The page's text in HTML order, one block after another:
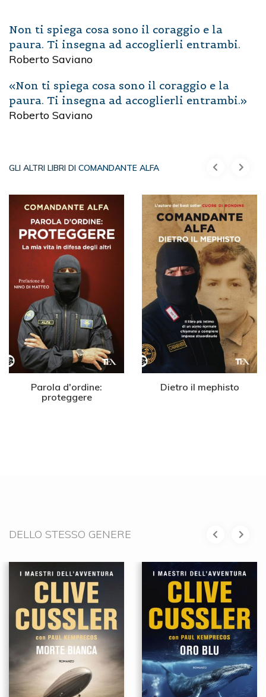
Non ti spiega cosa sono il coraggio e la
paura. Ti insegna ad accoglierli entrambi.
Roberto Saviano
«Non ti spiega cosa sono il coraggio e la
paura. Ti insegna ad accoglierli entrambi.»
Roberto Saviano
GLI ALTRI LIBRI DI COMANDANTE ALFA
Parola d'ordine:
proteggere
Dietro il mephisto
DELLO STESSO GENERE